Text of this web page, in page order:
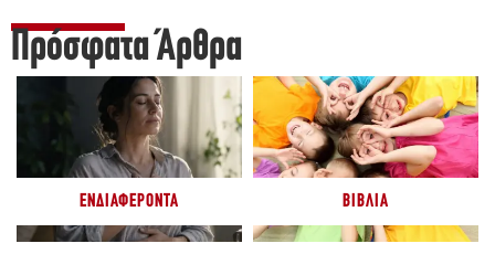
Πρόσφατα Άρθρα
ΕΝΔΙΑΦΈΡΟΝΤΑ ΒΙΒΛΊΑ